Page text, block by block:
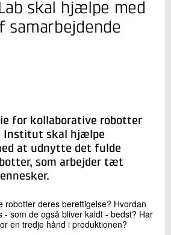
Send
skal hjælpe med
samarbejdende
for kollaborative robotter
Institut skal hjælpe
at udnytte det fulde
som arbejder tæt
robotter deres berettigelse? Hvordan
- som de også bliver kaldt - bedst? Har
en tredje hånd i produktionen?